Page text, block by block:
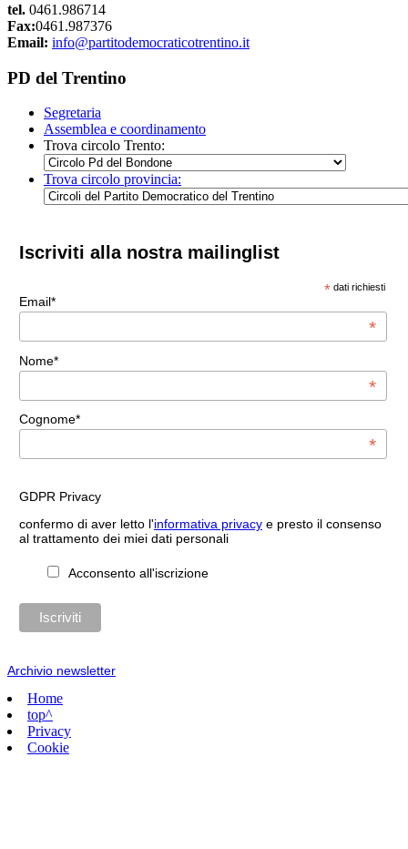
tel. 0461.986714
Fax:0461.987376
Email: info@partitodemocraticotrentino.it
PD del Trentino
Segretaria
Assemblea e coordinamento
Trova circolo Trento:
Trova circolo provincia:
Iscriviti alla nostra mailinglist
* dati richiesti
Email*
*
Nome*
*
Cognome*
*
GDPR Privacy
confermo di aver letto l'informativa privacye presto il consenso
al trattamento dei miei dati personali
Acconsento all'iscrizione
Archivio newsletter
Home
top^
Privacy
Cookie